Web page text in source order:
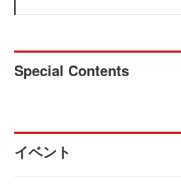
Special Contents
イベント